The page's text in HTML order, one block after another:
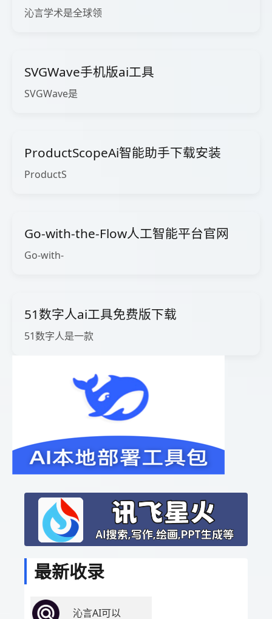
沁言学术是全球领
SVGWave手机版ai工具
SVGWave是
ProductScopeAi智能助手下载安装
ProductS
Go-with-the-Flow人工智能平台官网
Go-with-
51数字人ai工具免费版下载
51数字人是一款
最新收录
沁言AI可以